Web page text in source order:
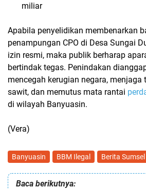
miliar
Apabila penyelidikan membenarkan
penampungan CPO di Desa Sungai
izin resmi, maka publik berharap
bertindak tegas. Penindakan
mencegah kerugian negara,
sawit, dan memutus mata rantai
di wilayah Banyuasin.
(Vera)
Banyuasin BBM Ilegal Berita Sumsel
Baca berikutnya: